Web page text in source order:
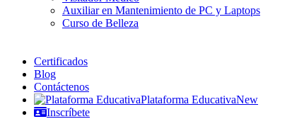
Auxiliar en Mantenimiento de PC y Laptops
Curso de Belleza
Certificados
Blog
Contáctenos
Plataforma EducativaNew
Inscríbete